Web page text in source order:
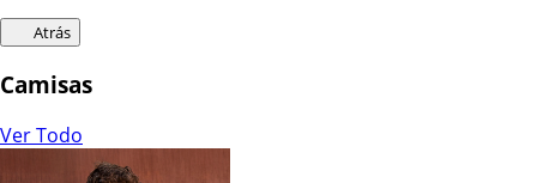
Atrás
Camisas
Ver Todo